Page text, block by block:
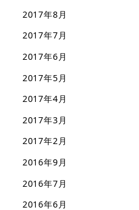
2017年8月
2017年7月
2017年6月
2017年5月
2017年4月
2017年3月
2017年2月
2016年9月
2016年7月
2016年6月